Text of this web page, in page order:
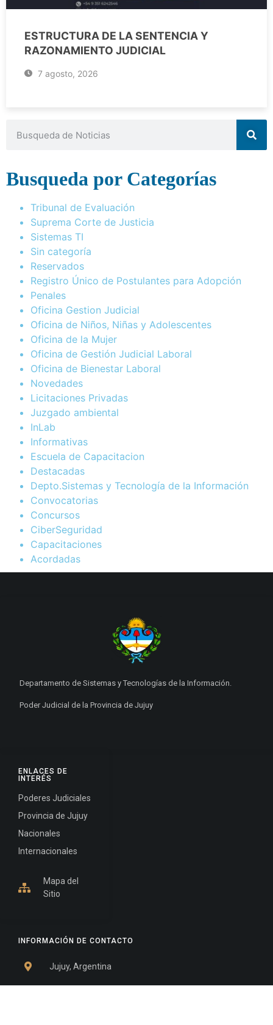
ESTRUCTURA DE LA SENTENCIA Y
RAZONAMIENTO JUDICIAL
7 agosto, 2026
Busqueda por Categorías
Tribunal de Evaluación
Suprema Corte de Justicia
Sistemas TI
Sin categoría
Reservados
Registro Único de Postulantes para Adopción
Penales
Oficina Gestion Judicial
Oficina de Niños, Niñas y Adolescentes
Oficina de la Mujer
Oficina de Gestión Judicial Laboral
Oficina de Bienestar Laboral
Novedades
Licitaciones Privadas
Juzgado ambiental
InLab
Informativas
Escuela de Capacitacion
Destacadas
Depto.Sistemas y Tecnología de la Información
Convocatorias
Concursos
CiberSeguridad
Capacitaciones
Acordadas
INFORMACIÓN DE CONTACTO
Jujuy, Argentina
ENLACES DE
INTERÉS
Poderes Judiciales
Provincia de Jujuy
Nacionales
Internacionales
Mapa del
Sitio
Departamento de Sistemas y Tecnologías de la Información.
Poder Judicial de la Provincia de Jujuy